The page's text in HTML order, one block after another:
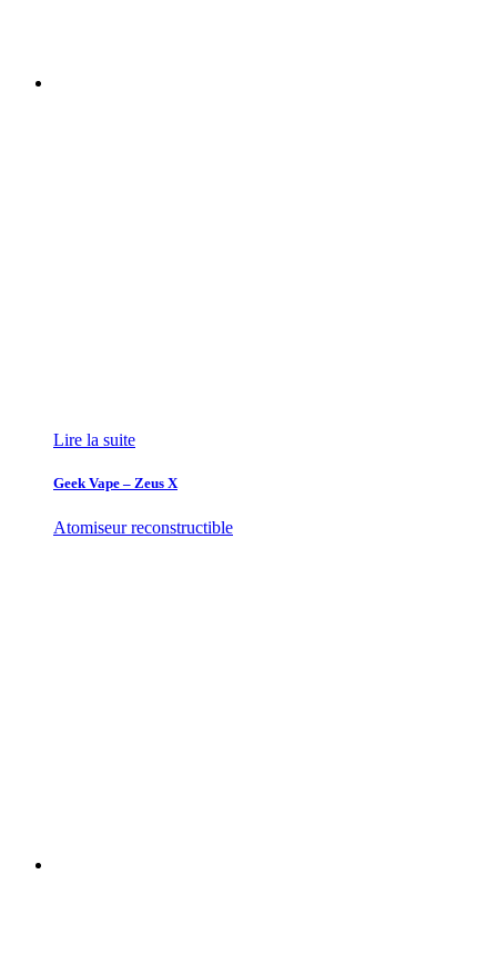
Lire la suite
Geek Vape – Zeus X
Atomiseur reconstructible